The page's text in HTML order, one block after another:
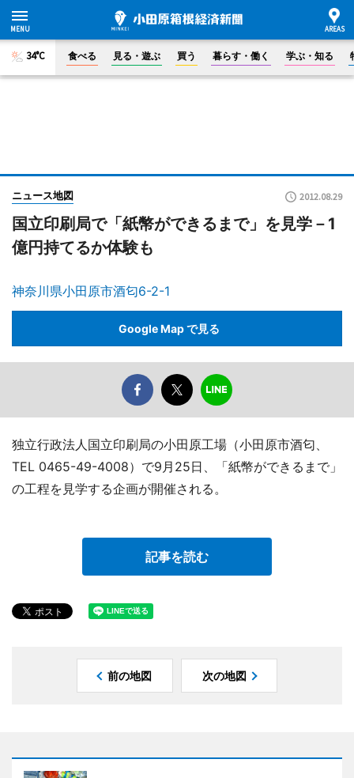
34°C 食べる 見る・遊ぶ 買う 暮らす・働く 学ぶ・知る
ニュース地図 2012.08.29
国立印刷局で「紙幣ができるまで」を見学－1
億円持てるか体験も
神奈川県小田原市酒匂6-2-1
Google Map で見る
独立行政法人国立印刷局の小田原工場（小田原市酒匂、
TEL 0465-49-4008）で9月25日、「紙幣ができるまで」
の工程を見学する企画が開催される。
記事を読む
前の地図 次の地図